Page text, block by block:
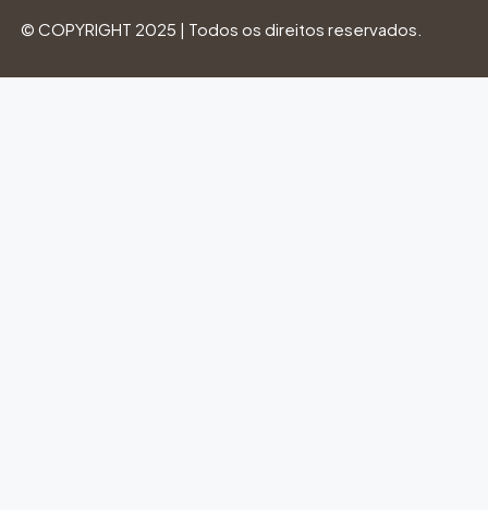
© COPYRIGHT 2025 | Todos os direitos reservados.